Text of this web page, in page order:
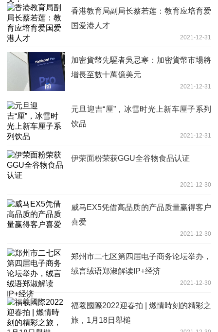
香港教育局副局长蔡若莲：教育应培育爱
国爱港人才
2021-12-31
加密貨幣先驅者吳忌寒：加密貨幣市場將
增長至數十萬億美元
2021-12-31
元旦迎吉“厘”，冰雪时光上新车厘子系列
饮品
2021-12-31
伊荣面粉荣获GGU全谷物食品认证
2021-12-30
威马EX5凭借高品质的产品质量赢得客户
喜爱
2021-12-30
郑州市二七区第四届电子商务论坛举办，
绒言绒语郑淑解读IP+经济
2021-12-30
福羲國際2022迎春拍 | 燃情時刻的精彩之
旅，1月18日舉槌